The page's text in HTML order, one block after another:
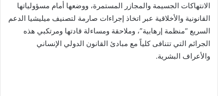
الانتهاكات الجسيمة والمجازر المستمرة، ووضعها أمام مسؤولياتها
القانونية والأخلاقية عبر اتخاذ إجراءات صارمة لتصنيف ميليشيا الدعم
السريع “منظمة إرهابية”، وملاحقة ومساءلة قادتها ومرتكبي هذه
الجرائم التي تتنافى كلياً مع مبادئ القانون الدولي الإنساني
والأعراف البشرية.